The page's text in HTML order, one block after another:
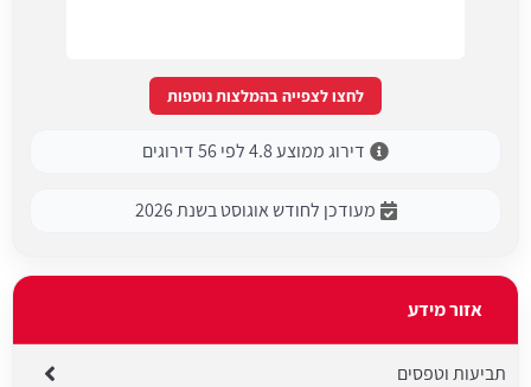
לחצו לצפייה בהמלצות נוספות
דירוג ממוצע 4.8 לפי 56 דירוגים
מעודכן לחודש אוגוסט בשנת 2026
אזור מידע
תביעות וטפסים